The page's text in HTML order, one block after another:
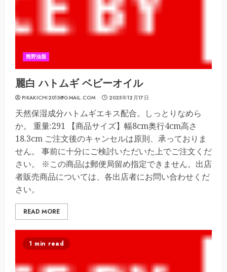
熊野油脂
麗白 ハトムギ ベビーオイル
PIKAKICHI2015@GMAIL.COM 2025年12月17日
天然保湿成分ハトムギエキス配合。しっとりなめら
か。 重量:291 【商品サイズ】幅8cm奥行4cm高さ
18.3cm ご注文後のキャンセルは原則、承っておりま
せん。 事前に十分にご検討いただいた上でご注文くだ
さい。 ※この商品は郵便局留め指定できません。出店
者販売商品については、各出店者にお問い合わせくだ
さい。
READ MORE
1 min read